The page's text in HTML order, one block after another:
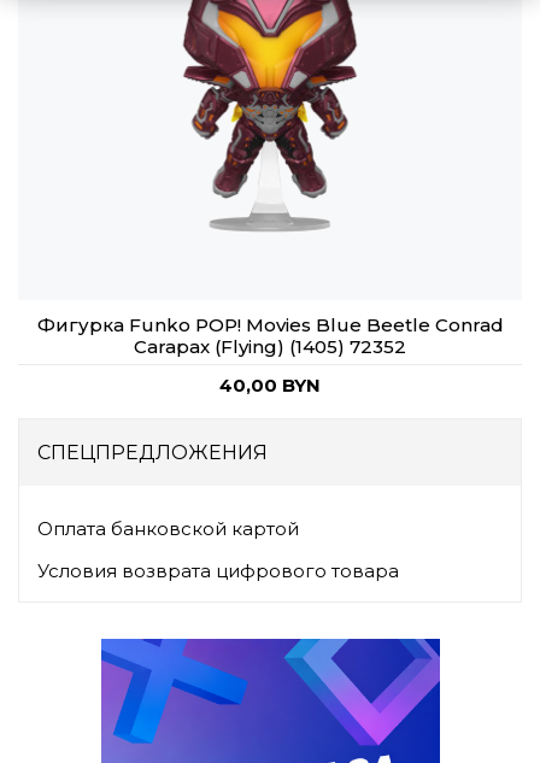
Фигурка Funko POP! Movies Blue Beetle Conrad
Carapax (Flying) (1405) 72352
40,00 BYN
СПЕЦПРЕДЛОЖЕНИЯ
Оплата банковской картой
Условия возврата цифрового товара